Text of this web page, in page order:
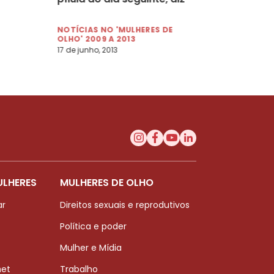
NOTÍCIAS NO 'MULHERES DE
OLHO' 2009 A 2013
17 de junho, 2013
MULHERES DE OLHO
Direitos sexuais e reprodutivos
Política e poder
Mulher e Mídia
Trabalho